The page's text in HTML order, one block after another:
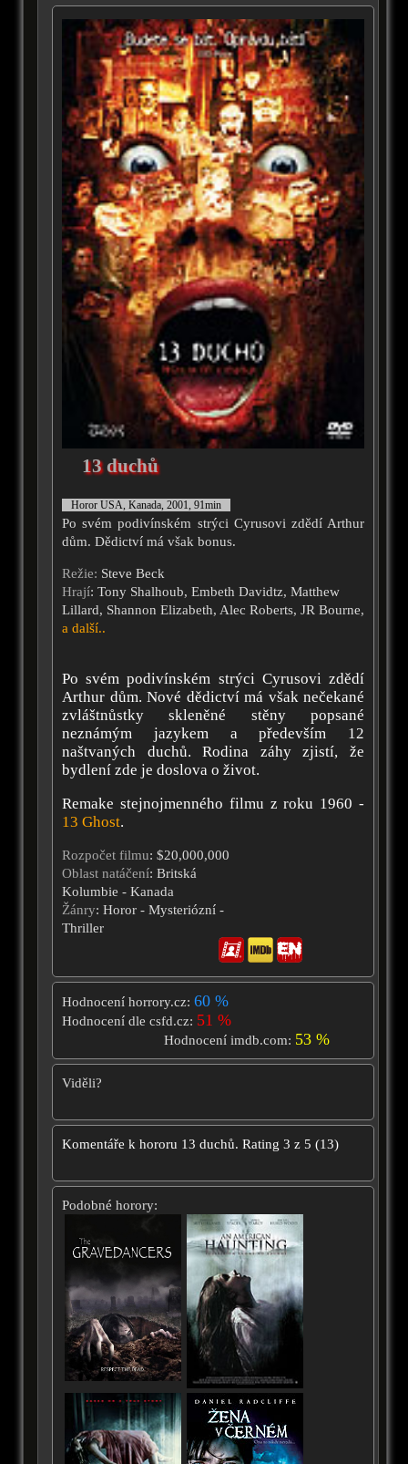
13 duchů
Horor USA, Kanada, 2001, 91min
Po svém podivínském strýci Cyrusovi zdědí Arthur
dům. Dědictví má však bonus.
Režie: Steve Beck
Hrají: Tony Shalhoub, Embeth Davidtz, Matthew
Lillard, Shannon Elizabeth, Alec Roberts, JR Bourne,
a další..
Po svém podivínském strýci Cyrusovi zdědí
Arthur dům. Nové dědictví má však nečekané
zvláštnůstky skleněné stěny popsané
neznámým jazykem a především 12
naštvaných duchů. Rodina záhy zjistí, že
bydlení zde je doslova o život.
Remake stejnojmenného filmu z roku 1960 -
13 Ghost.
Rozpočet filmu: $20,000,000
Oblast natáčení: Britská
Kolumbie - Kanada
Žánry: Horor - Mysteriózní -
Thriller
Hodnocení horrory.cz: 60 %
Hodnocení dle csfd.cz: 51 %
Hodnocení imdb.com: 53 %
Viděli?
Komentáře k hororu 13 duchů. Rating 3 z 5 (13)
Podobné horory: